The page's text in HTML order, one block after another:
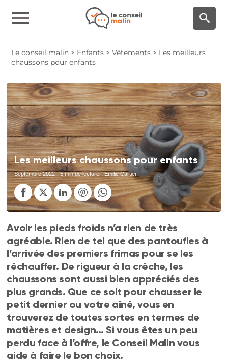
Le conseil malin > Enfants >Vêtements > Les meilleurs
chaussons pour enfants
Les meilleurs chaussons pour enfants
Septembre 2022- 5 min de lecture - Emilie Cartier
Avoir les pieds froids n’a rien de très
agréable. Rien de tel que des pantoufles à
l’arrivée des premiers frimas pour se les
réchauffer. De rigueur à la crèche, les
chaussons sont aussi bien appréciés des
plus grands. Que ce soit pour chausser le
petit dernier ou votre aîné, vous en
trouverez de toutes sortes en termes de
matières et design… Si vous êtes un peu
perdu face à l’offre, le Conseil Malin vous
aide à faire le bon choix.